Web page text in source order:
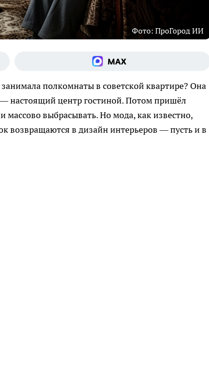
Фото: ПроГород ИИ
полкомнаты в советской квартире? Она
настоящий центр гостиной. Потом пришёл
выбрасывать. Но мода, как известно,
возвращаются в дизайн интерьеров — пусть и в